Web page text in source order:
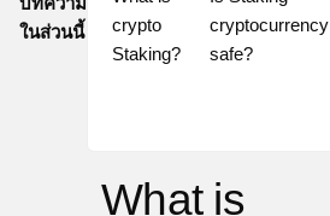
ในส่วนนี้
crypto
Staking?
cryptocurrency
safe?
What is